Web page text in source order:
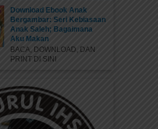
Azan dan
aatinaa fiddunyaa
hasanataw waqinaa
innii as-alukal apwa wal
Download Ebook Anak
Bergambar: Seri Kebiasaan
Anak Saleh; Bagaimana
Aku Makan
BACA, DOWNLOAD, DAN
PRINT DI SINI